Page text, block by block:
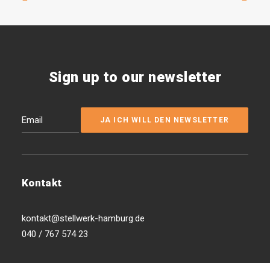
Sign up to our newsletter
Kontakt
kontakt@stellwerk-hamburg.de
040 / 767 574 23